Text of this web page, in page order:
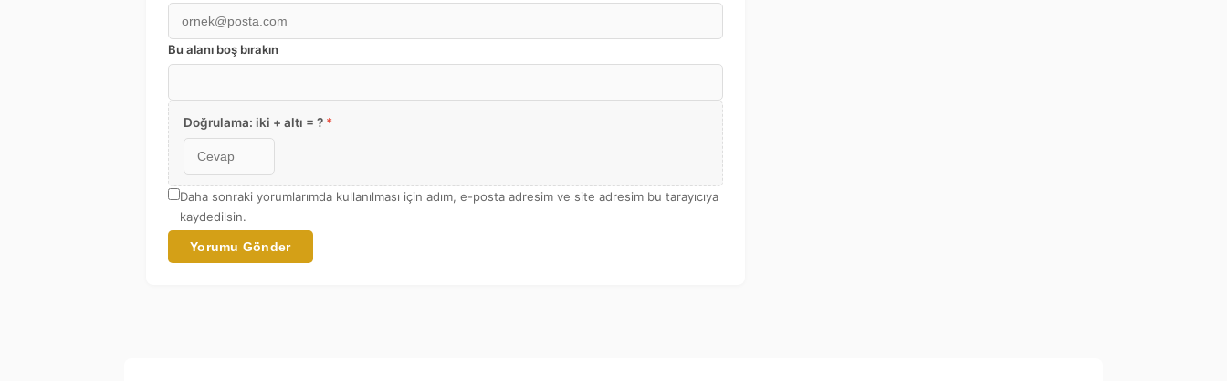
Bu alanı boş bırakın
Doğrulama: iki + altı = ? *
Daha sonraki yorumlarımda kullanılması için adım, e-posta adresim ve site adresim bu tarayıcıya
kaydedilsin.
Yorumu Gönder